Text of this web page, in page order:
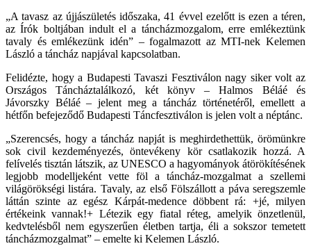
„A tavasz az újjászületés időszaka, 41 évvel ezelőtt is ezen a téren,
az Írók boltjában indult el a táncházmozgalom, erre emlékeztünk
tavaly és emlékezünk idén” – fogalmazott az MTI-nek Kelemen
László a táncház napjával kapcsolatban.
Felidézte, hogy a Budapesti Tavaszi Fesztiválon nagy siker volt az
Országos Táncháztalálkozó, két könyv – Halmos Béláé és
Jávorszky Béláé – jelent meg a táncház történetéről, emellett a
hétfőn befejeződő Budapesti Táncfesztiválon is jelen volt a néptánc.
„Szerencsés, hogy a táncház napját is meghirdethettük, örömünkre
sok civil kezdeményezés, öntevékeny kör csatlakozik hozzá. A
felívelés tisztán látszik, az UNESCO a hagyományok átörökítésének
legjobb modelljeként vette föl a táncház-mozgalmat a szellemi
világörökségi listára. Tavaly, az első Fölszállott a páva seregszemle
láttán szinte az egész Kárpát-medence döbbent rá: +jé, milyen
értékeink vannak!+ Létezik egy fiatal réteg, amelyik önzetlenül,
kedvtelésből nem egyszerűen életben tartja, éli a sokszor temetett
táncházmozgalmat” – emelte ki Kelemen László.